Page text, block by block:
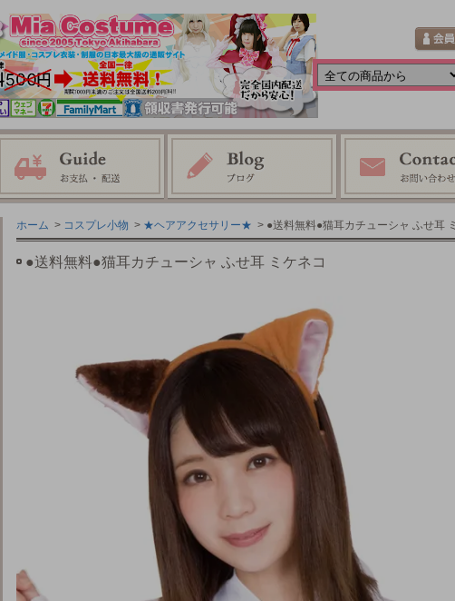
ホーム > コスプレ小物 > ★ヘアアクセサリー★ > ●送料無料●猫耳カチューシャ ふせ耳
●送料無料●猫耳カチューシャ ふせ耳 ミケネコ